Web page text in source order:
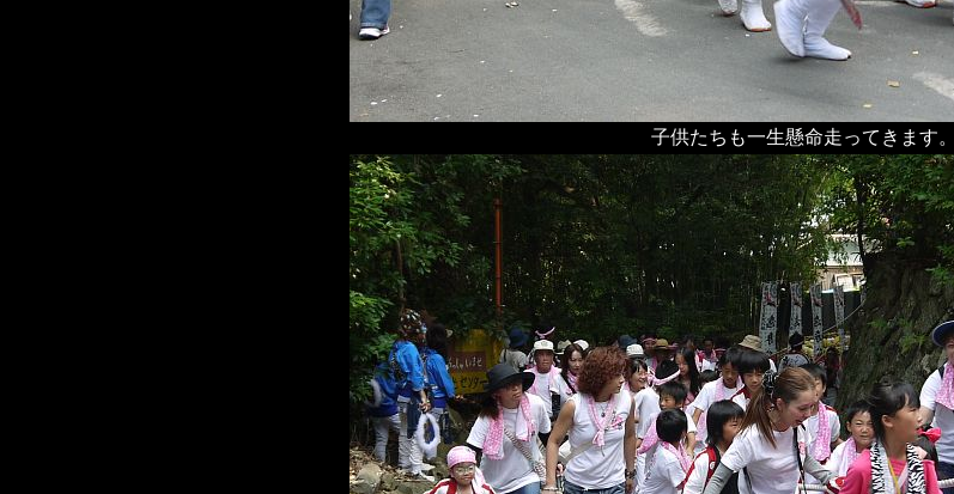
子供たちも一生懸命走ってきます。